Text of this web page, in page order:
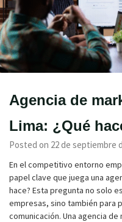
Agencia de
Lima: ¿Qué
Posted on 22 de septiembre
En el competitivo entorno
papel clave que juega una
hace? Esta pregunta no solo
empresas, sino también para
comunicación. Una agencia de